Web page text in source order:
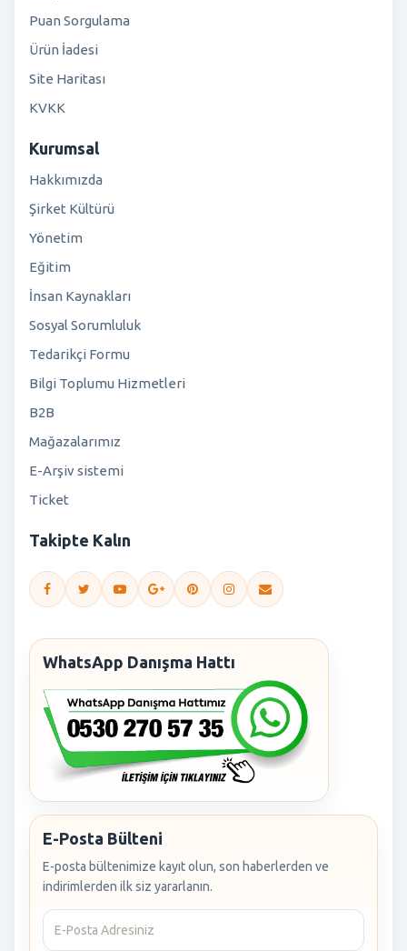
Puan Sorgulama
Ürün İadesi
Site Haritası
KVKK
Kurumsal
Hakkımızda
Şirket Kültürü
Yönetim
Eğitim
İnsan Kaynakları
Sosyal Sorumluluk
Tedarikçi Formu
Bilgi Toplumu Hizmetleri
B2B
Mağazalarımız
E-Arşiv sistemi
Ticket
Takipte Kalın
WhatsApp Danışma Hattı
E-Posta Bülteni
E-posta bültenimize kayıt olun, son haberlerden ve
indirimlerden ilk siz yararlanın.